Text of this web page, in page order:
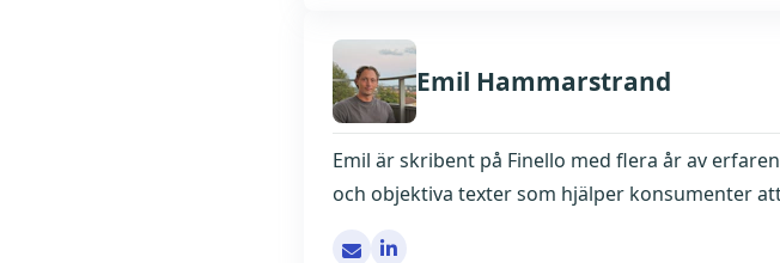
Emil Hammarstrand
Emil är skribent på Finello med flera år av
och objektiva texter som hjälper konsumenter
[email protected]